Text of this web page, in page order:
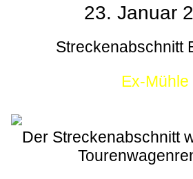
23. Januar
Streckenabschnitt
Ex-Mühle
Der Streckenabschnitt